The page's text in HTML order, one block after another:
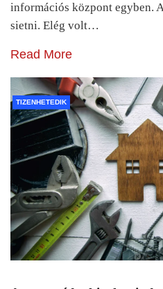
információs központ egyben.
sietni. Elég volt…
Read More
TIZENHETEDIK